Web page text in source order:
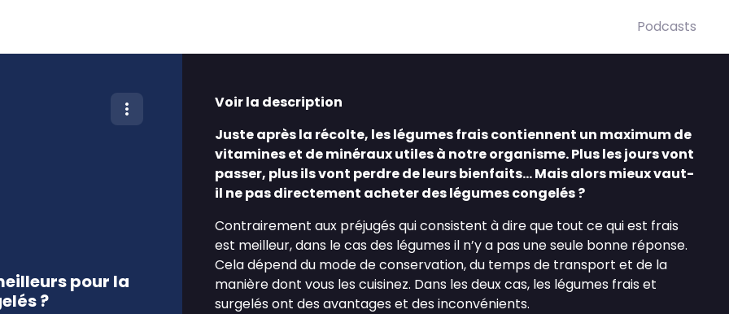
Podcasts
pour la
?
Voir la description
Juste après la récolte, les légumes frais contiennent un maximum de
vitamines et de minéraux utiles à notre organisme. Plus les jours vont
passer, plus ils vont perdre de leurs bienfaits... Mais alors mieux vaut-
il ne pas directement acheter des légumes congelés ?
Contrairement aux préjugés qui consistent à dire que tout ce qui est frais
est meilleur, dans le cas des légumes il n’y a pas une seule bonne réponse.
Cela dépend du mode de conservation, du temps de transport et de la
manière dont vous les cuisinez. Dans les deux cas, les légumes frais et
surgelés ont des avantages et des inconvénients.